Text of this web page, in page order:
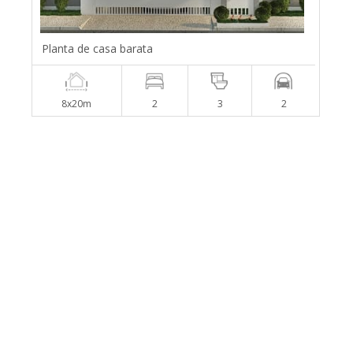
Planta de casa barata
8x20m 2 3 2